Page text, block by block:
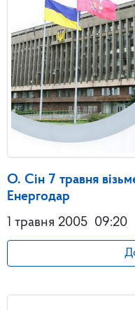
О. Сін 7 травня
Енергодар
1 травня 2005 09:20